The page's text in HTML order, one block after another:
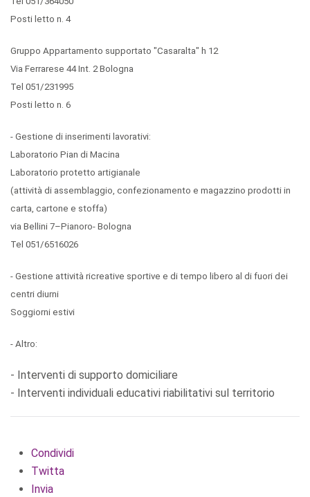
Posti letto n. 4
Gruppo Appartamento supportato "Casaralta" h 12
Via Ferrarese 44 Int. 2 Bologna
Tel 051/231995
Posti letto n. 6
- Gestione di inserimenti lavorativi:
Laboratorio Pian di Macina
Laboratorio protetto artigianale
(attività di assemblaggio, confezionamento e magazzino prodotti in
carta, cartone e stoffa)
via Bellini 7–Pianoro- Bologna
Tel 051/6516026
- Gestione attività ricreative sportive e di tempo libero al di fuori dei
centri diurni
Soggiorni estivi
- Altro:
- Interventi di supporto domiciliare
- Interventi individuali educativi riabilitativi sul territorio
Condividi
Twitta
Invia